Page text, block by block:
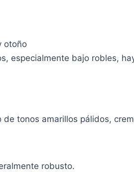
otoño
especialmente bajo robles,
tonos amarillos pálidos,
robusto.